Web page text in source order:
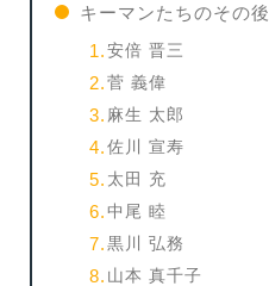
キーマンたちのその後
安倍 晋三
菅 義偉
麻生 太郎
佐川 宣寿
太田 充
中尾 睦
黒川 弘務
山本 真千子